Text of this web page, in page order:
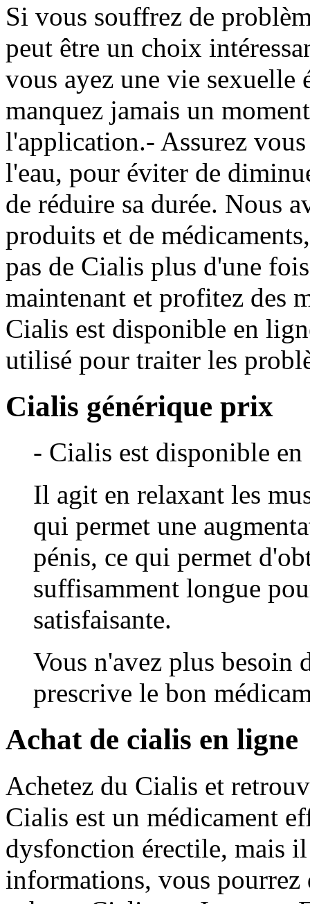
Si vous souffrez de
peut être un choix
vous ayez une vie sexuelle
manquez jamais un
l'application.- Assurez
l'eau, pour éviter de
de réduire sa durée. Nous
produits et de
pas de Cialis plus d'une
maintenant et profitez des
Cialis est disponible en
utilisé pour traiter les
Cialis générique prix
- Cialis est disponible
Il agit en relaxant les
qui permet une
pénis, ce qui permet
suffisamment longue
satisfaisante.
Vous n'avez plus besoin
prescrive le bon
Achat de cialis en ligne
Achetez du Cialis et
Cialis est un médicament
dysfonction érectile, mais
informations, vous pourrez